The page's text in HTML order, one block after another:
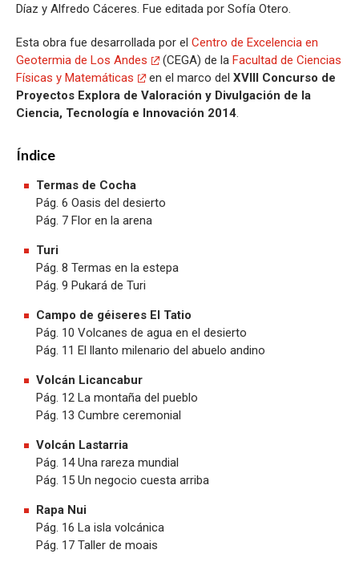
Díaz y Alfredo Cáceres. Fue editada por Sofía Otero.
Esta obra fue desarrollada por el Centro de Excelencia en
Geotermia de Los Andes
(CEGA) de la Facultad de Ciencias
Físicas y Matemáticas
en el marco del XVIII Concurso de
Proyectos Explora de Valoración y Divulgación de la
Ciencia, Tecnología e Innovación 2014.
Índice
Termas de Cocha
Pág. 6 Oasis del desierto
Pág. 7 Flor en la arena
Turi
Pág. 8 Termas en la estepa
Pág. 9 Pukará de Turi
Campo de géiseres El Tatio
Pág. 10 Volcanes de agua en el desierto
Pág. 11 El llanto milenario del abuelo andino
Volcán Licancabur
Pág. 12 La montaña del pueblo
Pág. 13 Cumbre ceremonial
Volcán Lastarria
Pág. 14 Una rareza mundial
Pág. 15 Un negocio cuesta arriba
Rapa Nui
Pág. 16 La isla volcánica
Pág. 17 Taller de moais